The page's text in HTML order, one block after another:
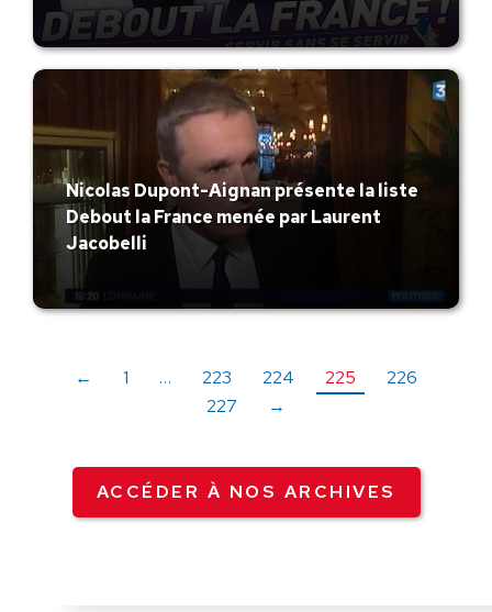
Nicolas Dupont-Aignan présente la liste
Debout la France menée par Laurent
Jacobelli
← 1 … 223 224 225
226
227
→
ACCÉDER À NOS ARCHIVES